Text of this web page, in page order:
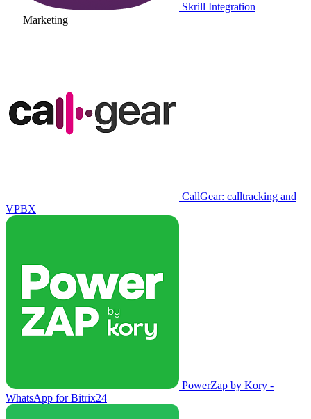
Skrill Integration
Marketing
CallGear: calltracking and
VPBX
PowerZap by Kory -
WhatsApp for Bitrix24